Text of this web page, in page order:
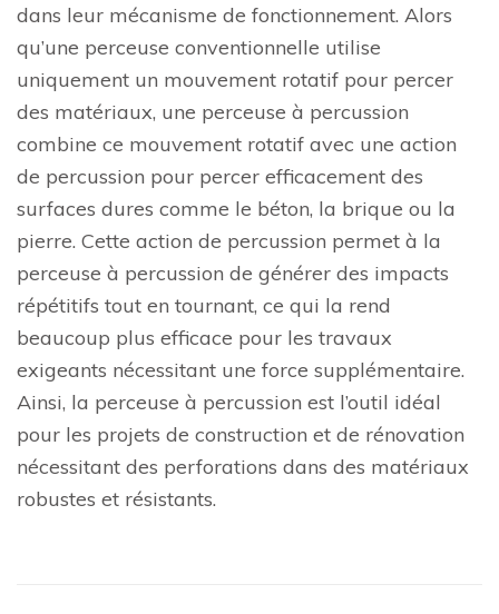
dans leur mécanisme de fonctionnement. Alors
qu’une perceuse conventionnelle utilise
uniquement un mouvement rotatif pour percer
des matériaux, une perceuse à percussion
combine ce mouvement rotatif avec une action
de percussion pour percer efficacement des
surfaces dures comme le béton, la brique ou la
pierre. Cette action de percussion permet à la
perceuse à percussion de générer des impacts
répétitifs tout en tournant, ce qui la rend
beaucoup plus efficace pour les travaux
exigeants nécessitant une force supplémentaire.
Ainsi, la perceuse à percussion est l’outil idéal
pour les projets de construction et de rénovation
nécessitant des perforations dans des matériaux
robustes et résistants.